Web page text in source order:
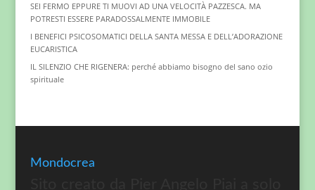
SEI FERMO EPPURE TI MUOVI AD UNA VELOCITÀ PAZZESCA. MA
POTRESTI ESSERE PARADOSSALMENTE IMMOBILE
I BENEFICI PSICOSOMATICI DELLA SANTA MESSA E DELL’ADORAZIONE
EUCARISTICA
IL SILENZIO CHE RIGENERA: perché abbiamo bisogno del sano ozio
spirituale
Mondocrea